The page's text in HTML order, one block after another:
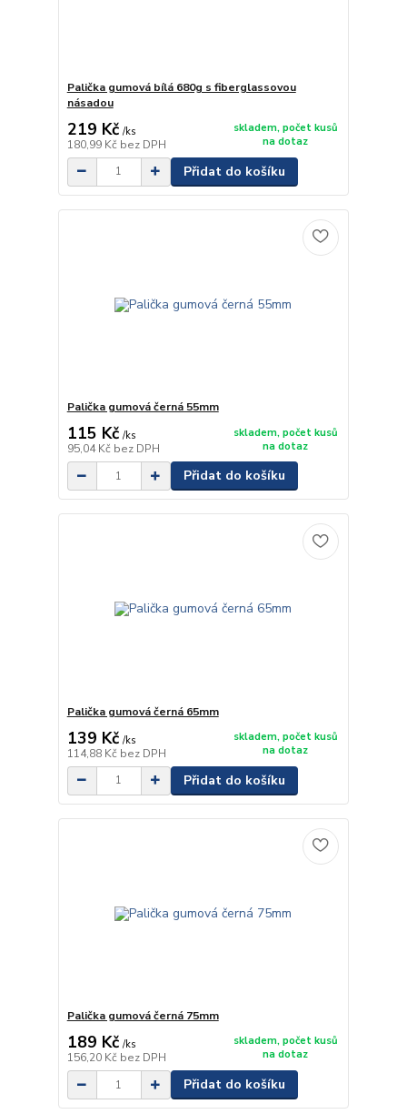
Palička gumová bílá 680g s fiberglassovou
násadou
219 Kč /ks
180,99 Kč bez DPH
skladem, počet kusů
na dotaz
Přidat do košíku
Palička gumová černá 55mm
115 Kč /ks
95,04 Kč bez DPH
skladem, počet kusů
na dotaz
Přidat do košíku
Palička gumová černá 65mm
139 Kč /ks
114,88 Kč bez DPH
skladem, počet kusů
na dotaz
Přidat do košíku
Palička gumová černá 75mm
189 Kč /ks
156,20 Kč bez DPH
skladem, počet kusů
na dotaz
Přidat do košíku